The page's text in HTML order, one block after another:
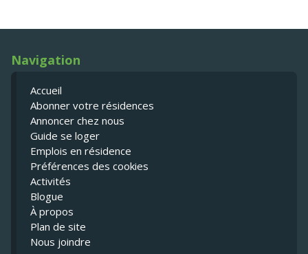
Navigation
Accueil
Abonner votre résidences
Annoncer chez nous
Guide se loger
Emplois en résidence
Préférences des cookies
Activités
Blogue
À propos
Plan de site
Nous joindre